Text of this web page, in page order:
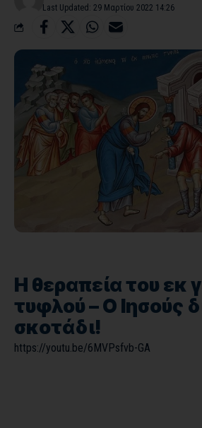
Last Updated: 29 Μαρτίου 2022 14:26
Η θεραπεία του εκ
τυφλού – Ο Ιησούς
σκοτάδι!
https://youtu.be/6MVPsfvb-GA